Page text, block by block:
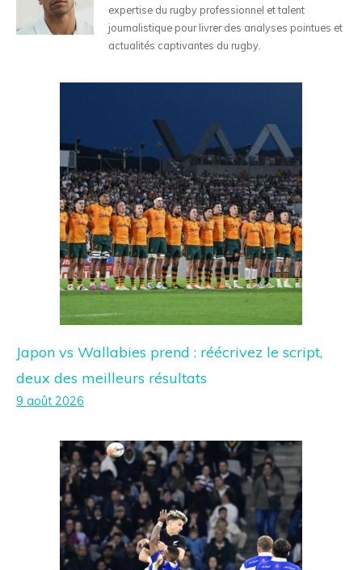
expertise du rugby professionnel et talent
journalistique pour livrer des analyses pointues et
actualités captivantes du rugby.
Japon vs Wallabies prend : réécrivez le script,
deux des meilleurs résultats
9 août 2026